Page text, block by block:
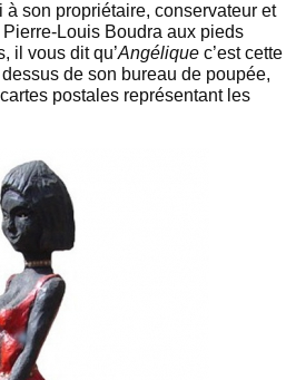
à son propriétaire, conservateur et
Louis Boudra aux pieds
il vous dit qu’Angélique c’est cette
de son bureau de poupée,
postales représentant les